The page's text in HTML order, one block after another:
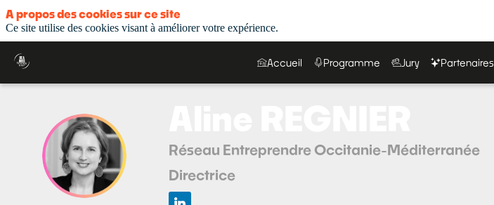
Accueil Programme Jury Partenaires
AR
Réseau Entreprendre Occitanie-Méditerranée
Directrice
A propos des cookies sur ce site
Ce site utilise des cookies visant à améliorer votre expérience.